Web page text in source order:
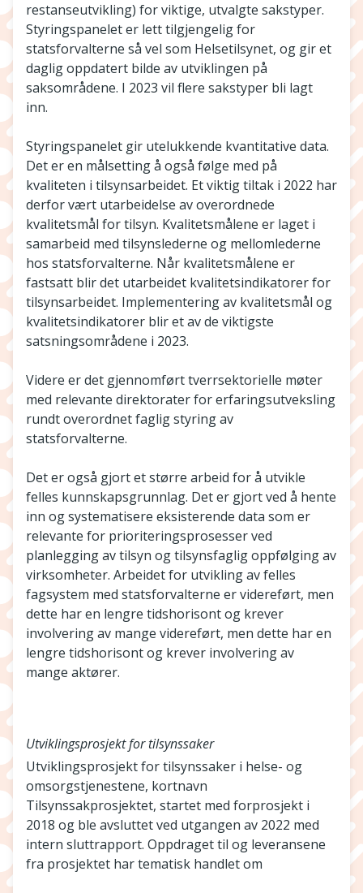
restanseutvikling) for viktige, utvalgte sakstyper.
Styringspanelet er lett tilgjengelig for
statsforvalterne så vel som Helsetilsynet, og gir et
daglig oppdatert bilde av utviklingen på
saksområdene. I 2023 vil flere sakstyper bli lagt
inn.
Styringspanelet gir utelukkende kvantitative data.
Det er en målsetting å også følge med på
kvaliteten i tilsynsarbeidet. Et viktig tiltak i 2022 har
derfor vært utarbeidelse av overordnede
kvalitetsmål for tilsyn. Kvalitetsmålene er laget i
samarbeid med tilsynslederne og mellomlederne
hos statsforvalterne. Når kvalitetsmålene er
fastsatt blir det utarbeidet kvalitetsindikatorer for
tilsynsarbeidet. Implementering av kvalitetsmål og
kvalitetsindikatorer blir et av de viktigste
satsningsområdene i 2023.
Videre er det gjennomført tverrsektorielle møter
med relevante direktorater for erfaringsutveksling
rundt overordnet faglig styring av
statsforvalterne.
Det er også gjort et større arbeid for å utvikle
felles kunnskapsgrunnlag. Det er gjort ved å hente
inn og systematisere eksisterende data som er
relevante for prioriteringsprosesser ved
planlegging av tilsyn og tilsynsfaglig oppfølging av
virksomheter. Arbeidet for utvikling av felles
fagsystem med statsforvalterne er videreført, men
dette har en lengre tidshorisont og krever
involvering av mange videreført, men dette har en
lengre tidshorisont og krever involvering av
mange aktører.
Utviklingsprosjekt for tilsynssaker
Utviklingsprosjekt for tilsynssaker i helse- og
omsorgstjenestene, kortnavn
Tilsynssakprosjektet, startet med forprosjekt i
2018 og ble avsluttet ved utgangen av 2022 med
intern sluttrapport. Oppdraget til og leveransene
fra prosjektet har tematisk handlet om